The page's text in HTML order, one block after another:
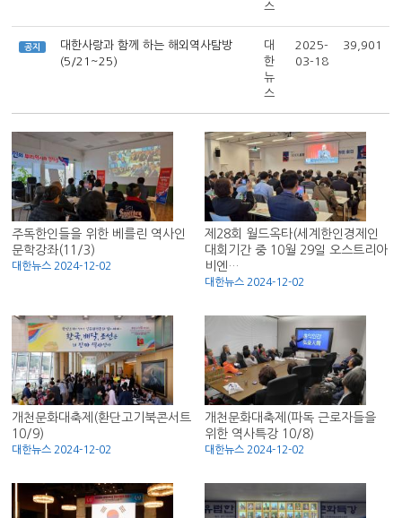
스
공지
대한사랑과 함께 하는 해외역사탐방
(5/21~25)
대
한
뉴
스
2025-
03-18
39,901
주독한인들을 위한 베를린 역사인
문학강좌(11/3)
대한뉴스 2024-12-02
제28회 월드옥타(세계한인경제인
대회기간 중 10월 29일 오스트리아
비엔…
대한뉴스 2024-12-02
개천문화대축제(환단고기북콘서트
10/9)
대한뉴스 2024-12-02
개천문화대축제(파독 근로자들을
위한 역사특강 10/8)
대한뉴스 2024-12-02